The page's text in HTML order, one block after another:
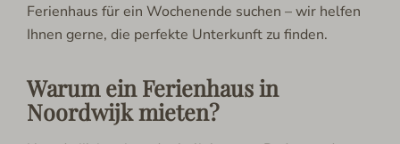
Ferienhaus für ein Wochenende suchen – wir helfen
Ihnen gerne, die perfekte Unterkunft zu finden.
Warum ein Ferienhaus in
Noordwijk mieten?